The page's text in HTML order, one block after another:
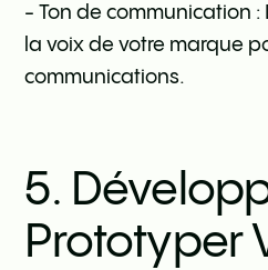
- Ton de communication :
la voix de votre marque
communications.
5.
Prototyper